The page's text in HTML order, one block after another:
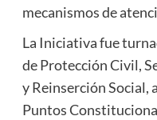
mecanismos de
La Iniciativa fue
de Protección Civil,
y Reinserción Social,
Puntos